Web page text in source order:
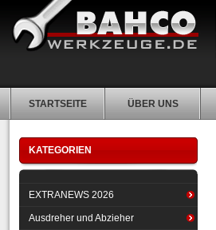
STARTSEITE ÜBER UNS
KATEGORIEN
EXTRANEWS 2026
Ausdreher und Abzieher